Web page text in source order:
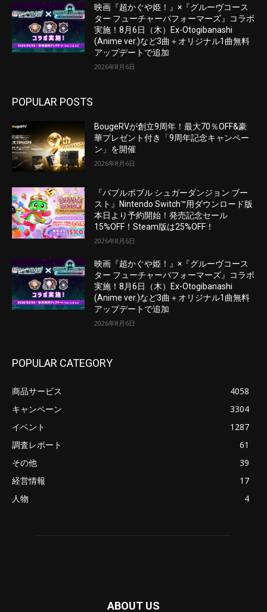
映画『超かぐや姫！』×『グルーヴコース
ター フューチャーパフォーマーズ』コラボ
実施！8月6日（木）Ex-Otogibanashi
(Anime ver.)など3曲＋オリジナル1曲無料
アップデートで追加
2026年8月6日
POPULAR POSTS
BougeRVが創立9周年！最大70％OFF&豪
華プレゼント付き「9周年記念キャンペー
ン」を開催
2026年8月6日
『バブルボブル シュガーダンジョン ブー
スト』Nintendo Switch™用ダウンロード版
本日より予約開始！発売記念セール
15%OFF！Steam版は25%OFF！
2026年8月6日
映画『超かぐや姫！』×『グルーヴコース
ター フューチャーパフォーマーズ』コラボ
実施！8月6日（木）Ex-Otogibanashi
(Anime ver.)など3曲＋オリジナル1曲無料
アップデートで追加
2026年8月6日
POPULAR CATEGORY
商品サービス
4058
キャンペーン
3304
イベント
1287
調査レポート
61
その他
39
経営情報
17
人物
4
ABOUT US